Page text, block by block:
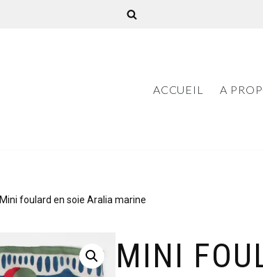
ACCUEIL A
Mini foulard en soie Aralia marine
MINI